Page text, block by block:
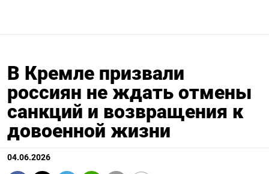
В Кремле призвали
россиян не ждать отмены
санкций и возвращения к
довоенной жизни
04.06.2026